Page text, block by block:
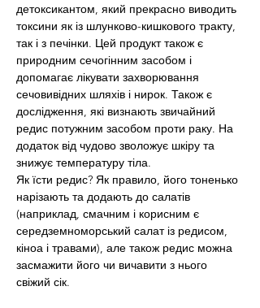
детоксикантом, який прекрасно виводить
токсини як із шлунково-кишкового тракту,
так і з печінки. Цей продукт також є
природним сечогінним засобом і
допомагає лікувати захворювання
сечовивідних шляхів і нирок. Також є
дослідження, які визнають звичайний
редис потужним засобом проти раку. На
додаток від чудово зволожує шкіру та
знижує температуру тіла.
Як їсти редис? Як правило, його тоненько
нарізають та додають до салатів
(наприклад, смачним і корисним є
середземноморський салат із редисом,
кіноа і травами), але також редис можна
засмажити його чи вичавити з нього
свіжий сік.